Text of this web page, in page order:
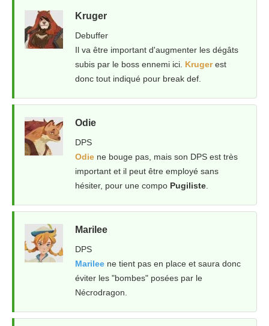
Kruger
Debuffer
Il va être important d'augmenter les dégâts
subis par le boss ennemi ici. Kruger est
donc tout indiqué pour break def.
Odie
DPS
Odie ne bouge pas, mais son DPS est très
important et il peut être employé sans
hésiter, pour une compo Pugiliste
Marilee
DPS
Marilee ne tient pas en place et saura donc
éviter les "bombes" posées par le
Nécrodragon.